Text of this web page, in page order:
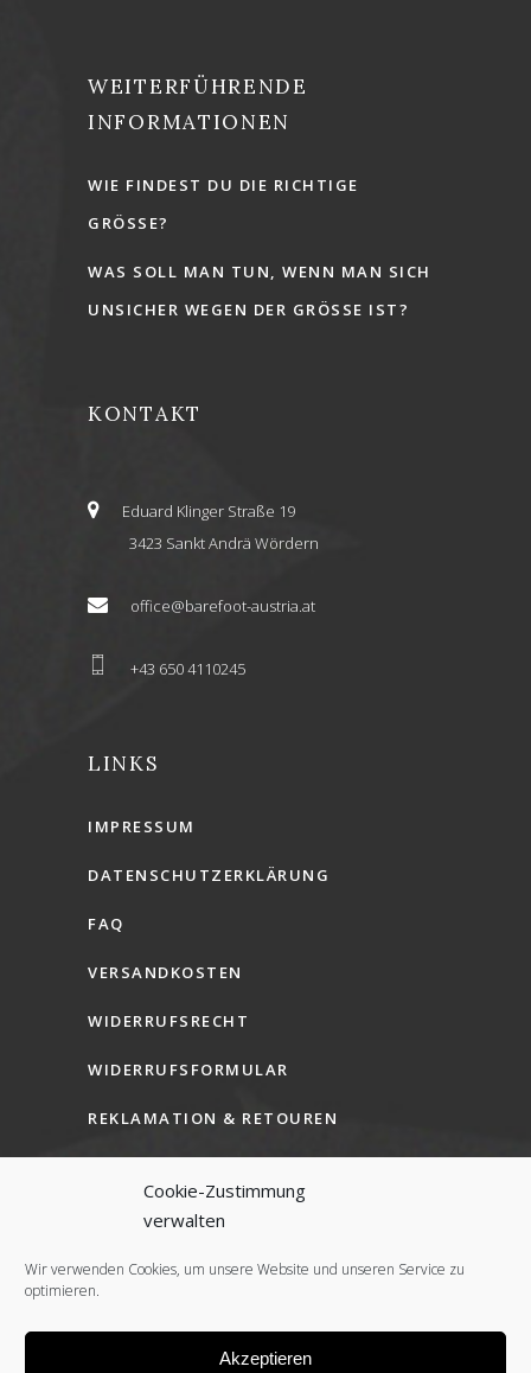
Cookie-Zustimmung
verwalten
Wir verwenden Cookies, um unsere Website und unseren Service zu
optimieren.
Akzeptieren
WEITERFÜHRENDE
INFORMATIONEN
WIE FINDEST DU DIE RICHTIGE
GRÖSSE?
WAS SOLL MAN TUN, WENN MAN SICH
UNSICHER WEGEN DER GRÖSSE IST?
KONTAKT
Eduard Klinger Straße 19
3423 Sankt Andrä Wördern
office@barefoot-austria.at
+43 650 4110245
LINKS
IMPRESSUM
DATENSCHUTZERKLÄRUNG
FAQ
VERSANDKOSTEN
WIDERRUFSRECHT
WIDERRUFSFORMULAR
REKLAMATION & RETOUREN
AGB (B2B)
COOKIE-RICHTLINIE (EU)